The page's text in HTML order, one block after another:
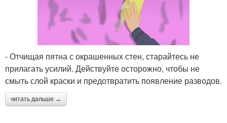
- Отчищая пятна с окрашенных стен, старайтесь не
прилагать усилий. Действуйте осторожно, чтобы не
смыть слой краски и предотвратить появление разводов.
читать дальше →